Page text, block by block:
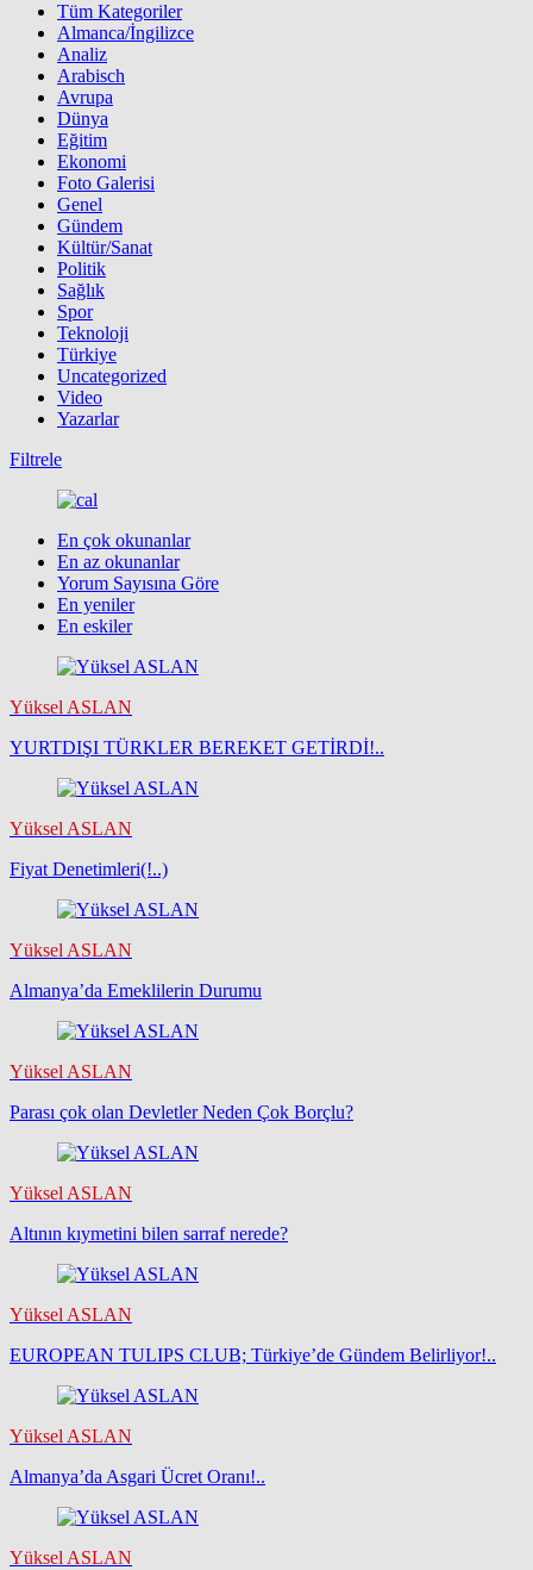
Tüm Kategoriler
Almanca/İngilizce
Analiz
Arabisch
Avrupa
Dünya
Eğitim
Ekonomi
Foto Galerisi
Genel
Gündem
Kültür/Sanat
Politik
Sağlık
Spor
Teknoloji
Türkiye
Uncategorized
Video
Yazarlar
Filtrele
En çok okunanlar
En az okunanlar
Yorum Sayısına Göre
En yeniler
En eskiler
Yüksel ASLAN
YURTDIŞI TÜRKLER BEREKET GETİRDİ!..
Yüksel ASLAN
Fiyat Denetimleri(!..)
Yüksel ASLAN
Almanya’da Emeklilerin Durumu
Yüksel ASLAN
Parası çok olan Devletler Neden Çok Borçlu?
Yüksel ASLAN
Altının kıymetini bilen sarraf nerede?
Yüksel ASLAN
EUROPEAN TULIPS CLUB; Türkiye’de Gündem Belirliyor!..
Yüksel ASLAN
Almanya’da Asgari Ücret Oranı!..
Yüksel ASLAN